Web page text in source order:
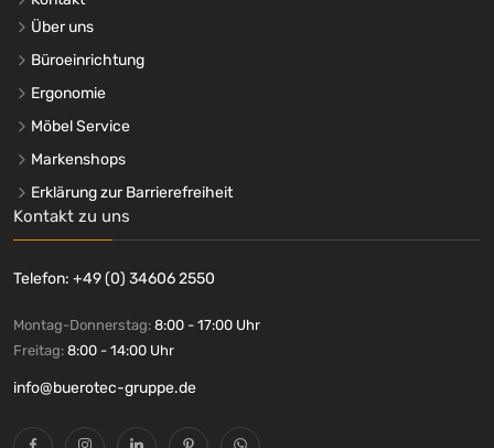
Über uns
Büroeinrichtung
Ergonomie
Möbel Service
Markenshops
Erklärung zur Barrierefreiheit
Kontakt zu uns
Telefon: +49 (0) 34606 2550
Montag-Donnerstag: 8:00 - 17:00 Uhr
Freitag: 8:00 - 14:00 Uhr
info@buerotec-gruppe.de